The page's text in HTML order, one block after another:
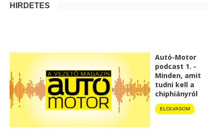
HIRDETÉS
Autó-Motor
podcast 1. -
Minden, amit
tudni kell a
chiphiányról
ELOLVASOM